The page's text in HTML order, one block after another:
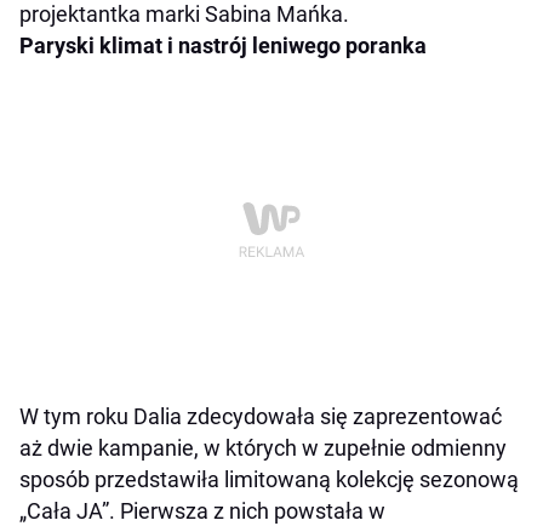
projektantka marki Sabina Mańka.
Paryski klimat i nastrój leniwego poranka
W tym roku Dalia zdecydowała się zaprezentować
aż dwie kampanie, w których w zupełnie odmienny
sposób przedstawiła limitowaną kolekcję sezonową
„Cała JA”. Pierwsza z nich powstała w